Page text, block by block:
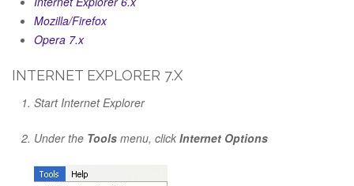
Mozilla/Firefox
Opera 7.x
INTERNET EXPLORER 7.X
Start Internet Explorer
Under the Tools menu, click Internet Options